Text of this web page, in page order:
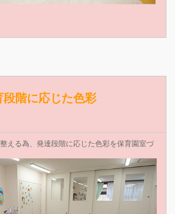
段階に応じた色彩
える為、発達段階に応じた色彩を保育園室づ